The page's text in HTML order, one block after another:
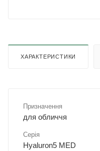
ХАРАКТЕРИСТИКИ
Призначення
для обличчя
Серія
Hyaluron5 MED